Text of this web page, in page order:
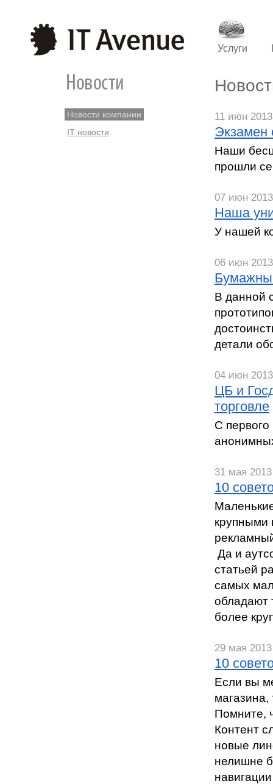
Услуги
Новости компании
IT новости
11 июн 2013
Экзамен
Наши
прошли
07 июн 2013
Наша
У нашей
06 июн 2013
В данной
детали
04 июн 2013
ЦБ и
торговле
С
31 мая 2013
10
крупными
Да и
статьей
самых
обладают
более
29 мая 2013
10
Если вы
магазина,
Помните,
Контент
новые
нелишне